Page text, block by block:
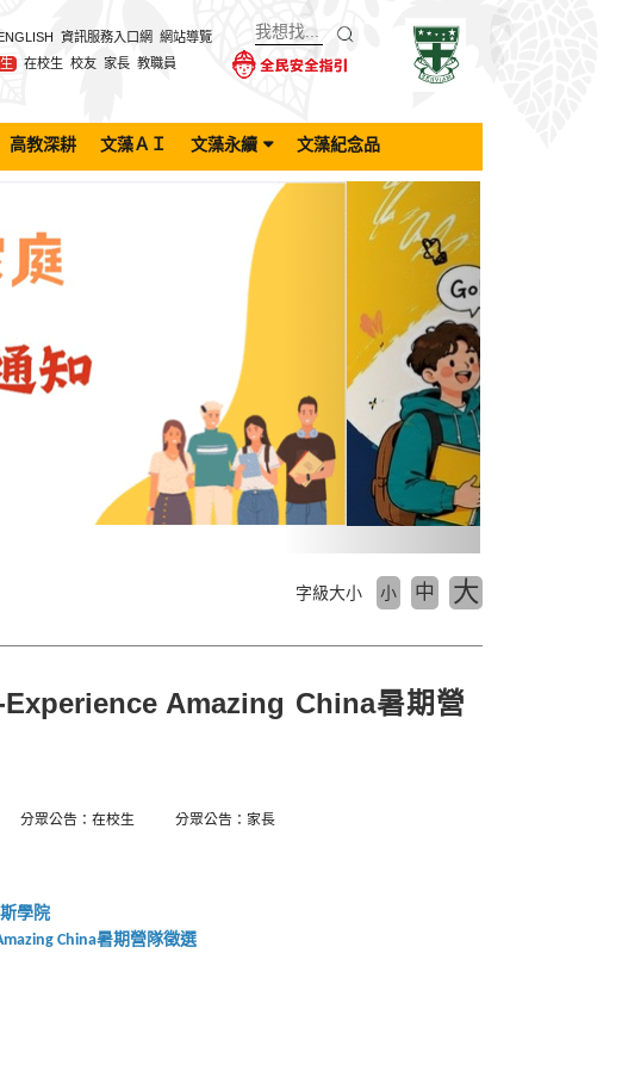
資訊服務入口網 網站導覽
在校生 校友 家長 教職員
高教深耕 文藻ＡＩ 文藻永續 文藻紀念品
Next
字級大小 小 中 大
Amazing China暑期營
分眾公告：在校生 分眾公告：家長
學院
China暑期營隊徵選